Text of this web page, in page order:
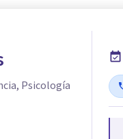
Psicología